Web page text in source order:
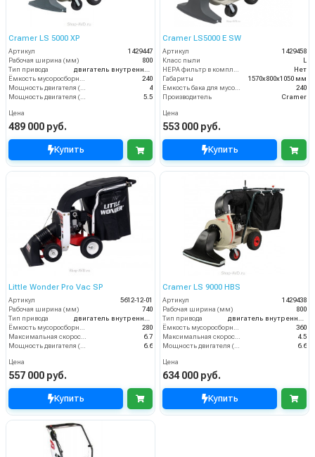
Cramer LS 5000 XP
Артикул
1429447
Рабочая ширина (мм)
800
Тип привода
двигатель внутреннего сгорания
Ёмкость мусоросборника (л)
240
Мощность двигателя (кВт)
4
Мощность двигателя (лс)
5.5
Цена
489 000 руб.
Купить
Cramer LS5000 E SW
Артикул
1429458
Класс пыли
L
HEPA фильтр в комплекте
Нет
Габариты
1570х800х1050 мм
Емкость бака для мусора (л)
240
Производитель
Cramer
Цена
553 000 руб.
Купить
Little Wonder Pro Vac SP
Артикул
5612-12-01
Рабочая ширина (мм)
740
Тип привода
280
6.7
6.6
Цена
557 000 руб.
Купить
Cramer LS 9000 HBS
Артикул
1429438
Рабочая ширина (мм)
800
Тип привода
360
4.5
6.6
Цена
634 000 руб.
Купить